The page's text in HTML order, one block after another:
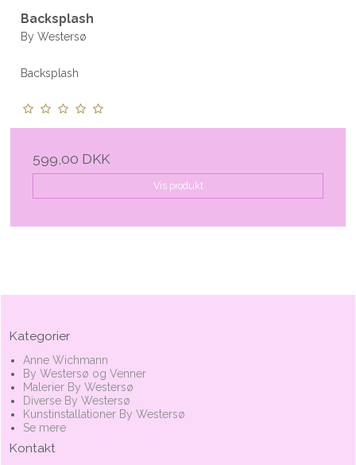
Backsplash
By Westersø
Backsplash
599,00 DKK
Vis produkt
Kategorier
Anne Wichmann
By Westersø og Venner
Malerier By Westersø
Diverse By Westersø
Kunstinstallationer By Westersø
Se mere
Kontakt